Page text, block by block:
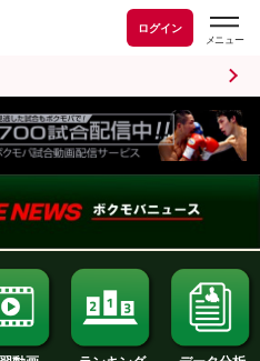
ログイン